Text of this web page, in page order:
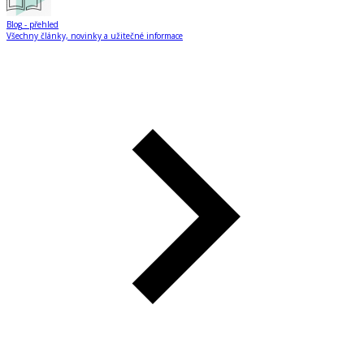
Blog - přehled
Všechny články, novinky a užitečné informace